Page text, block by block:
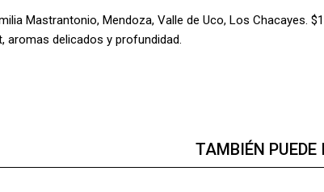
Mastrantonio, Mendoza, Valle de Uco, Los Chacayes.
aromas delicados y profundidad.
TAMBIÉN PUEDE